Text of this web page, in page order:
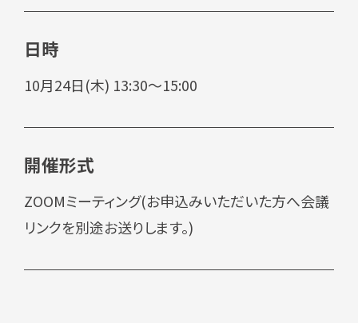
日時
10月24日(木) 13:30～15:00
開催形式
ZOOMミーティング(お申込みいただいた方へ会議
リンクを別途お送りします。)